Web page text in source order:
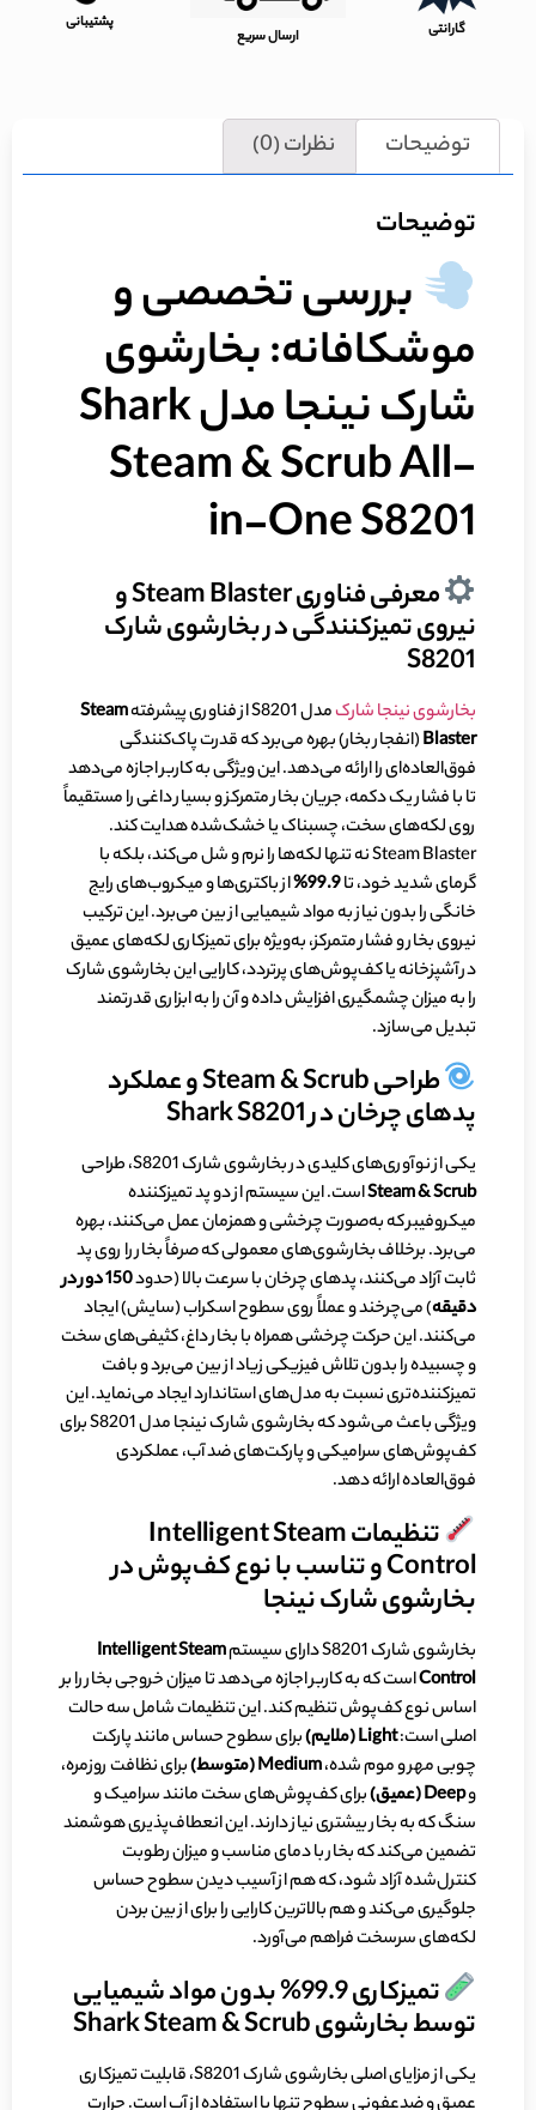
گارانتی ارسال سریع
پشتیبانی
توضیحات نظرات (0)
توضیحات
بررسی تخصصی و
موشکافانه: بخارشوی
شارک نینجا مدل Shark
Steam & Scrub All-
in-One S8201
معرفی فناوری Steam Blaster و
نیروی تمیزکنندگی در بخارشوی شارک
S8201
بخارشوی نینجا شارکمدل S8201 از فناوری پیشرفته
Steam
Blaster(انفجار بخار) بهره می‌برد که قدرت پاک‌کنندگی
فوق‌العاده‌ای را ارائه می‌دهد. این ویژگی به کاربر اجازه می‌دهد
تا با فشار یک دکمه، جریان بخار متمرکز و بسیار داغی را مستقیماً
روی لکه‌های سخت، چسبناک یا خشک‌شده هدایت کند.
Steam Blaster نه تنها لکه‌ها را نرم و شل می‌کند، بلکه با
گرمای شدید خود، تا99.9% از باکتری‌ها و میکروب‌های رایج
خانگی را بدون نیاز به مواد شیمیایی از بین می‌برد. این ترکیب
نیروی بخار و فشار متمرکز، به‌ویژه برای تمیزکاری لکه‌های عمیق
در آشپزخانه یا کف‌پوش‌های پرتردد، کارایی این بخارشوی شارک
را به میزان چشمگیری افزایش داده و آن را به ابزاری قدرتمند
تبدیل می‌سازد.
طراحی Steam & Scrub و عملکرد
پد‌های چرخان در Shark S8201
یکی از نوآوری‌های کلیدی در بخارشوی شارک S8201، طراحی
Steam&Scrub
است. این سیستم از دو پد تمیزکننده
میکروفیبر که به‌صورت چرخشی و همزمان عمل می‌کنند، بهره
می‌برد. برخلاف بخارشوی‌های معمولی که صرفاً بخار را روی پد
ثابت آزاد می‌کنند، پد‌های چرخان با سرعت بالا (حدود
150 دور در
دقیقه) می‌چرخند و عملاً روی سطوح اسکراب (سایش) ایجاد
می‌کنند. این حرکت چرخشی همراه با بخار داغ، کثیفی‌های سخت
و چسبیده را بدون تلاش فیزیکی زیاد از بین می‌برد و بافت
تمیزکننده‌تری نسبت به مدل‌های استاندارد ایجاد می‌نماید. این
ویژگی باعث می‌شود که بخارشوی شارک نینجا مدل S8201 برای
کف‌پوش‌های سرامیکی و پارکت‌های ضد آب، عملکردی
فوق‌العاده ارائه دهد.
تنظیمات Intelligent Steam
Control و تناسب با نوع کف‌پوش در
بخارشوی شارک نینجا
بخارشوی شارک S8201 دارای سیستم
Intelligent Steam
Controlاست که به کاربر اجازه می‌دهد تا میزان خروجی بخار را بر
اساس نوع کف‌پوش تنظیم کند. این تنظیمات شامل سه حالت
اصلی است:Light(ملایم)برای سطوح حساس مانند پارکت
چوبی مهر و موم شده،Medium(متوسط)برای نظافت روزمره،
وDeep(عمیق)برای کف‌پوش‌های سخت مانند سرامیک و
سنگ که به بخار بیشتری نیاز دارند. این انعطاف‌پذیری هوشمند
تضمین می‌کند که بخار با دمای مناسب و میزان رطوبت
کنترل‌شده آزاد شود، که هم از آسیب دیدن سطوح حساس
جلوگیری می‌کند و هم بالاترین کارایی را برای از بین بردن
لکه‌های سرسخت فراهم می‌آورد.
تمیزکاری 99.9% بدون مواد شیمیایی
توسط بخارشوی Shark Steam & Scrub
یکی از مزایای اصلی بخارشوی شارک S8201، قابلیت تمیزکاری